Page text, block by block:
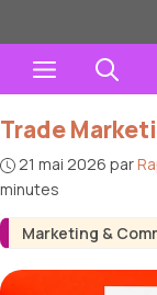
au
contenuMenu
Marketing &
Trade
21 mai 2026 par
minutes